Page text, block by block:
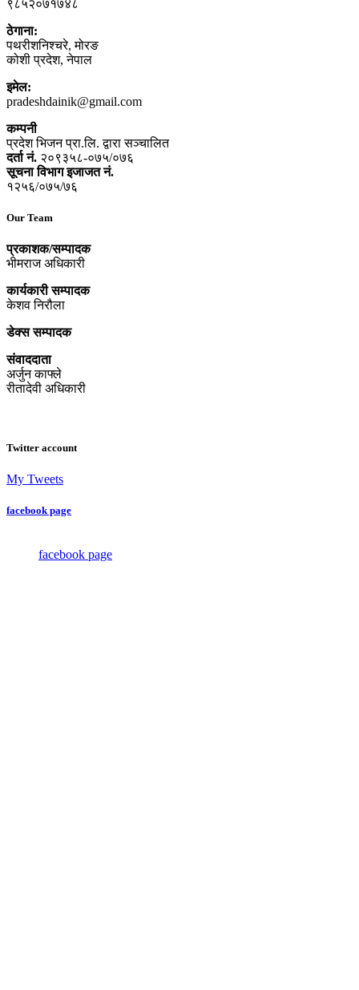
९८५२०७१७४८
ठेगाना:
पथरीशनिश्‍चरे, मोरङ
कोशी प्रदेश, नेपाल
इमेल:
pradeshdainik@gmail.com
कम्पनी
प्रदेश भिजन प्रा.लि. द्वारा सञ्‍चालित
दर्ता नं. २०९३५८-०७५/०७६
सूचना विभाग इजाजत नं.
१२५६/०७५/७६
Our Team
प्रकाशक/सम्पादक
भीमराज अधिकारी
कार्यकारी सम्पादक
केशव निरौला
डेक्स सम्पादक
संवाददाता
अर्जुन काफ्ले
रीतादेवी अधिकारी
Twitter account
My Tweets
facebook page
facebook page